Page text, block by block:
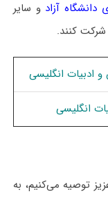
آزاد و سایر
شرکت کنند.
ادﺑﻴﺎت انگلیسی
انگلیسی
توصیه می‌کنیم، به